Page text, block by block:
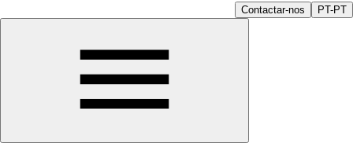
Contactar-nos PT-PT